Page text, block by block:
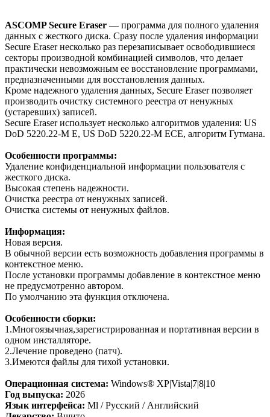
ASCOMP Secure Eraser — программа для полного удаления
данных с жесткого диска. Сразу после удаления информации
Secure Eraser несколько раз перезаписывает освободившиеся
секторы производной комбинацией символов, что делает
практически невозможным ее восстановление программами,
предназначенными для восстановления данных.
Кроме надежного удаления данных, Secure Eraser позволяет
производить очистку системного реестра от ненужных
(устаревших) записей.
Secure Eraser использует несколько алгоритмов удаления: US
DoD 5220.22-M E, US DoD 5220.22-M ECE, алгоритм Гутмана.
Особенности программы:
Удаление конфиденциальной информации пользователя с
жесткого диска.
Высокая степень надежности.
Очистка реестра от ненужных записей.
Очистка системы от ненужных файлов.
Информация:
Новая версия.
В обычной версии есть возможность добавления программы в
контекстное меню.
После установки программы добавление в контекстное меню
не предусмотренно автором.
По умолчанию эта функция отключена.
Особенности сборки:
1.Многоязычная,зарегистрированная и портативная версии в
одном инсталляторе.
2.Лечение проведено (патч).
3.Имеются файлы для тихой установки.
Операционная система: Windows® XP|Vista|7|8|10
Год выпуска: 2026
Язык интерфейса: Ml / Русский / Английский